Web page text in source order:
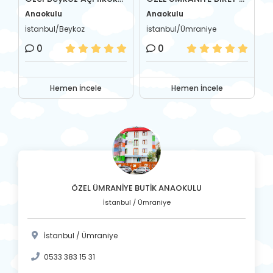
Anaokulu
İstanbul/Beykoz
0
Hemen İncele
Anaokulu
İstanbul/Ümraniye
0
Hemen İncele
ÖZEL ÜMRANİYE BUTİK ANAOKULU
İstanbul / Ümraniye
İstanbul / Ümraniye
0533 383 15 31